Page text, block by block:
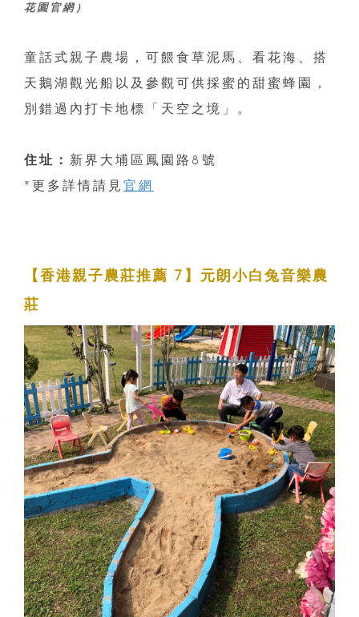
花園官網）
童話式親子農場，可餵食草泥馬、看花海、搭
天鵝湖觀光船以及參觀可供採蜜的甜蜜蜂園，
別錯過內打卡地標「天空之境」。
住址： 新界大埔區鳳園路8號
*更多詳情請見 官網
【香港親子農莊推薦 7】元朗小白兔音樂農
莊